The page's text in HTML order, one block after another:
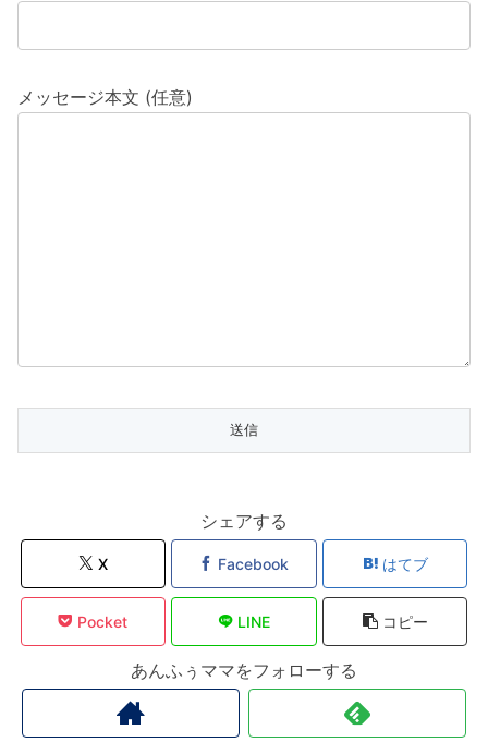
メッセージ本文 (任意)
シェアする
X Facebook はてブ
Pocket LINE コピー
あんふぅママをフォローする